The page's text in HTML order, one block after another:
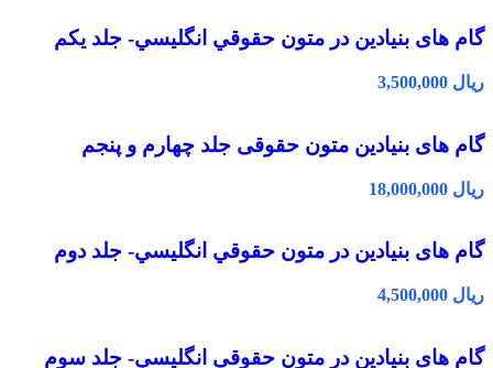
گام های بنیادین در متون حقوقي انگليسي- جلد يكم
ریال
گام های بنیادین متون حقوقی جلد چهارم و پنجم
ریال
گام های بنیادین در متون حقوقي انگليسي- جلد دوم
ریال
گام های بنیادین در متون حقوقي انگليسي- جلد سوم